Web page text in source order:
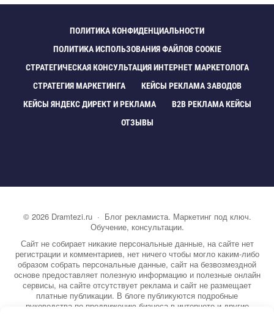
ПОЛИТИКА КОНФИДЕНЦИАЛЬНОСТИ
ПОЛИТИКА ИСПОЛЬЗОВАНИЯ ФАЙЛОВ COOKIE
СТРАТЕГИЧЕСКАЯ КОНСУЛЬТАЦИЯ ИНТЕРНЕТ МАРКЕТОЛОГА
СТРАТЕГИЯ МАРКЕТИНГА
КЕЙСЫ РЕКЛАМА ЗАВОДО
КЕЙСЫ ЯНДЕКС ДИРЕКТ И РЕКЛАМА
B2B РЕКЛАМА КЕЙСЫ
ОТЗЫВЫ
© 2026 Dramtezi.ru· Блог рекламиста. Маркетинг под ключ.
Обучение, консультации.
Сайт не собирает никакие персональные данные, на сайте нет
регистрации и комментариев, нет ничего чтобы могло каким-либо
образом собрать персональные данные, сайт на безвозмездной
основе предоставляет полезную информацию и полезные онлайн
сервисы, на сайте отсутствует реклама и сайт не размещает
платные публикации. В блоге публикуются подробные
руководства по продвижению бизнеса в интернете и другие